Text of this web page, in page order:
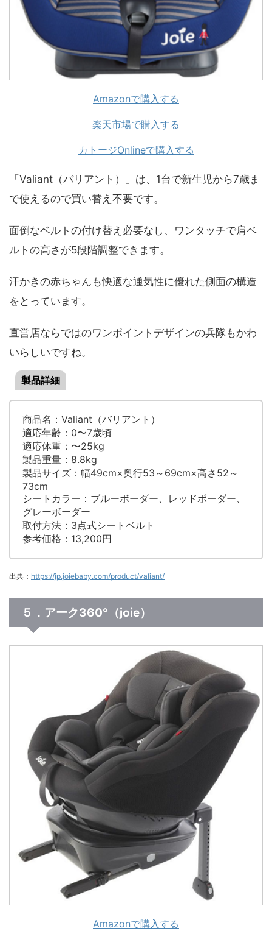
Amazonで購入する
楽天市場で購入する
カトージOnlineで購入する
「Valiant（バリアント）」は、1台で新生児から7歳ま
で使えるので買い替え不要です。
面倒なベルトの付け替え必要なし、ワンタッチで肩ベ
ルトの高さが5段階調整できます。
汗かきの赤ちゃんも快適な通気性に優れた側面の構造
をとっています。
直営店ならではのワンポイントデザインの兵隊もかわ
いらしいですね。
製品詳細
商品名：Valiant（バリアント）
適応年齢：0〜7歳頃
適応体重：〜25kg
製品重量：8.8kg
製品サイズ：幅49cm×奥行53～69cm×高さ52～
73cm
シートカラー：ブルーボーダー、レッドボーダー、
グレーボーダー
取付方法：3点式シートベルト
参考価格：13,200円
出典： https://jp.joiebaby.com/product/valiant/
５．アーク360°（joie）
Amazonで購入する